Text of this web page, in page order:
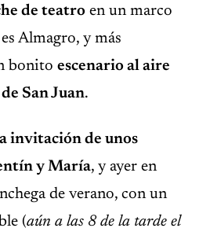
de teatro en un marco
Almagro, y más
bonito escenario al aire
San Juan.
invitación de unos
y María, y ayer en
de verano, con un
(aún a las 8 de la tarde el